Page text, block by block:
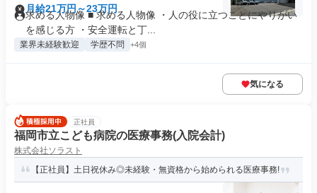
月給21万円～23万円
求める人物像 ■ 求める人物像 ・人の役に立つことにやりがい
を感じる方 ・安全運転と丁...
業界未経験歓迎 学歴不問 +4個
気になる
正社員
福岡市立こども病院の医療事務(入院会計)
株式会社ソラスト
【正社員】土日祝休み◎未経験・無資格から始められる医療事務!